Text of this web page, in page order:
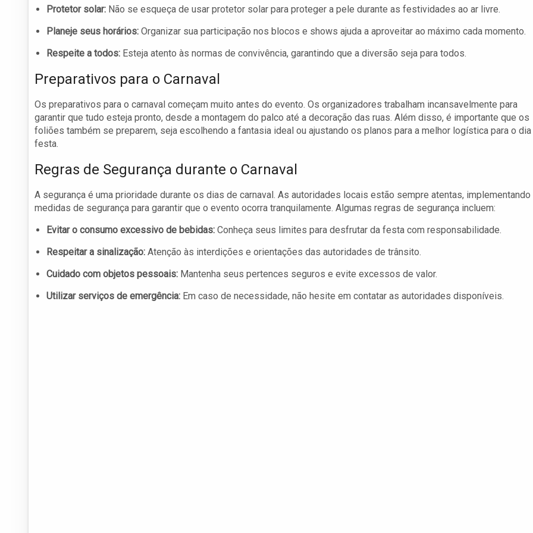
Protetor solar: Não se esqueça de usar protetor solar para proteger a pele durante as festividades ao ar livre.
Planeje seus horários: Organizar sua participação nos blocos e shows ajuda a aproveitar ao máximo cada momento.
Respeite a todos: Esteja atento às normas de convivência, garantindo que a diversão seja para todos.
Preparativos para o Carnaval
Os preparativos para o carnaval começam muito antes do evento. Os organizadores trabalham incansavelmente para
garantir que tudo esteja pronto, desde a montagem do palco até a decoração das ruas. Além disso, é importante que os
foliões também se preparem, seja escolhendo a fantasia ideal ou ajustando os planos para a melhor logística para o dia
festa.
Regras de Segurança durante o Carnaval
A segurança é uma prioridade durante os dias de carnaval. As autoridades locais estão sempre atentas, implementando
medidas de segurança para garantir que o evento ocorra tranquilamente. Algumas regras de segurança incluem:
Evitar o consumo excessivo de bebidas: Conheça seus limites para desfrutar da festa com responsabilidade.
Respeitar a sinalização: Atenção às interdições e orientações das autoridades de trânsito.
Cuidado com objetos pessoais: Mantenha seus pertences seguros e evite excessos de valor.
Utilizar serviços de emergência: Em caso de necessidade, não hesite em contatar as autoridades disponíveis.